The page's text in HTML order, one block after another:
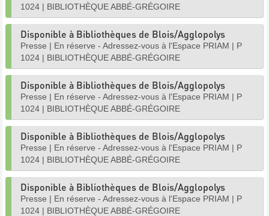
1024 | BIBLIOTHÈQUE ABBÉ-GRÉGOIRE
Disponible à Bibliothèques de Blois/Agglopolys
Presse | En réserve - Adressez-vous à l'Espace PRIAM | P
1024 | BIBLIOTHÈQUE ABBÉ-GRÉGOIRE
Disponible à Bibliothèques de Blois/Agglopolys
Presse | En réserve - Adressez-vous à l'Espace PRIAM | P
1024 | BIBLIOTHÈQUE ABBÉ-GRÉGOIRE
Disponible à Bibliothèques de Blois/Agglopolys
Presse | En réserve - Adressez-vous à l'Espace PRIAM | P
1024 | BIBLIOTHÈQUE ABBÉ-GRÉGOIRE
Disponible à Bibliothèques de Blois/Agglopolys
Presse | En réserve - Adressez-vous à l'Espace PRIAM | P
1024 | BIBLIOTHÈQUE ABBÉ-GRÉGOIRE